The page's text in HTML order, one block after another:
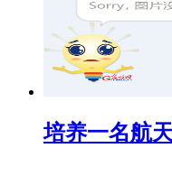
培养一名航